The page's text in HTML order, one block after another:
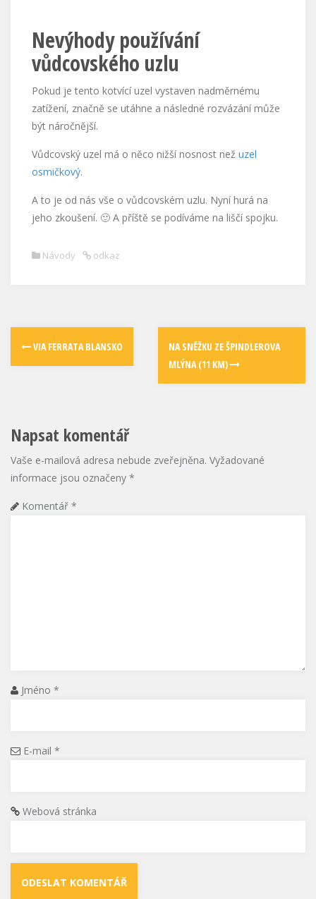
Nevýhody používání
vůdcovského uzlu
Pokud je tento kotvící uzel vystaven nadměrnému
zatížení, značně se utáhne a následné rozvázání může
být náročnější.
Vůdcovský uzel má o něco nižší nosnost než uzel
osmičkový.
A to je od nás vše o vůdcovském uzlu. Nyní hurá na
jeho zkoušení. 🙂 A příště se podíváme na liščí spojku.
Návody odkaz
VIA FERRATA BLANSKO
NA SNĚŽKU ZE ŠPINDLEROVA
MLÝNA (11 KM)
Napsat komentář
Vaše e-mailová adresa nebude zveřejněna. Vyžadované
informace jsou označeny *
Komentář *
Jméno *
E-mail *
Webová stránka